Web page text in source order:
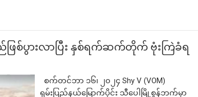
ြစ်ပွားလာပြီး နှစ်ရက်ဆက်တိုက် ဗုံးကြဲခံရ
စက်တင်ဘာ ၁၆၊ ၂၀၂၄ Shy V (VOM)
ရှမ်းပြည်နယ်မြောက်ပိုင်း သီပေါမြို့စွန်ဘက်မှာ